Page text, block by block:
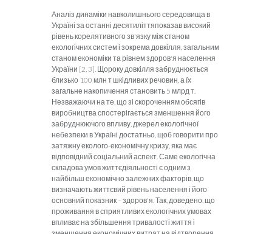
Аналіз динаміки навколишнього середовища в
Україні за останні десятиліттяпоказав високий
рівень корелятивного зв'язку між станом
екологіч­них систем і зокрема довкілля, загальним
станом економіки та рівнем здоров'я населення
України [2, 3]. Щороку довкілля забруднюється
близько 100 млн т шкідливих речовин, а їх
загальне накопичення становить 5 млрд т.
Незважаючи на те, що зі скоро­ченням обсягів
виробництва спостерігається зменшення його
забруднюючого впливу, джерел екологічної
небезпеки в Україні достатньо, щоб говорити про
затяжну еколого-економічну кризу, яка має
відповідний соціальний аспект. Саме екологічна
складова умов життєдіяльності є одним з
найбільш економічно залежних факторів, що
визначають життєвий рівень населення і його
основний показник – здоров'я. Так, доведено, що
проживання в сприятливих екологічних умовах
впливає на збільшення тривалості життя і